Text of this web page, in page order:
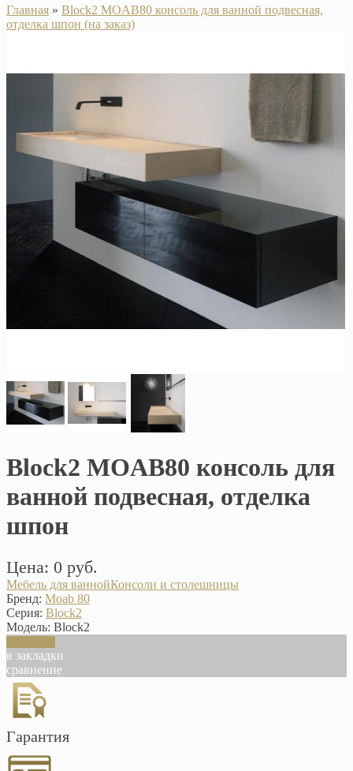
Главная » Block2 MOAB80 консоль для ванной подвесная,
отделка шпон (на заказ)
Block2 MOAB80 консоль для
ванной подвесная, отделка
шпон
Цена: 0 руб.
Мебель для ваннойКонсоли и столешницы
Бренд: Moab 80
Серия: Block2
Модель: Block2
в закладки
сравнение
Гарантия